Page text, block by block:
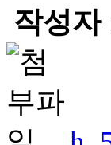
작성자